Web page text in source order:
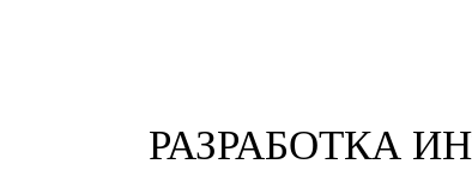
РАЗРАБОТКА